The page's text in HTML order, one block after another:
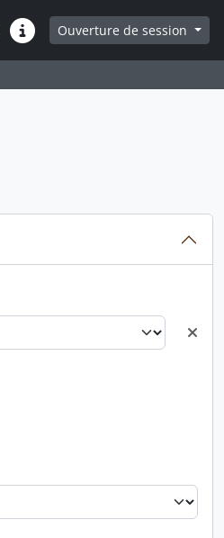
Liens rapidesOuverture de session